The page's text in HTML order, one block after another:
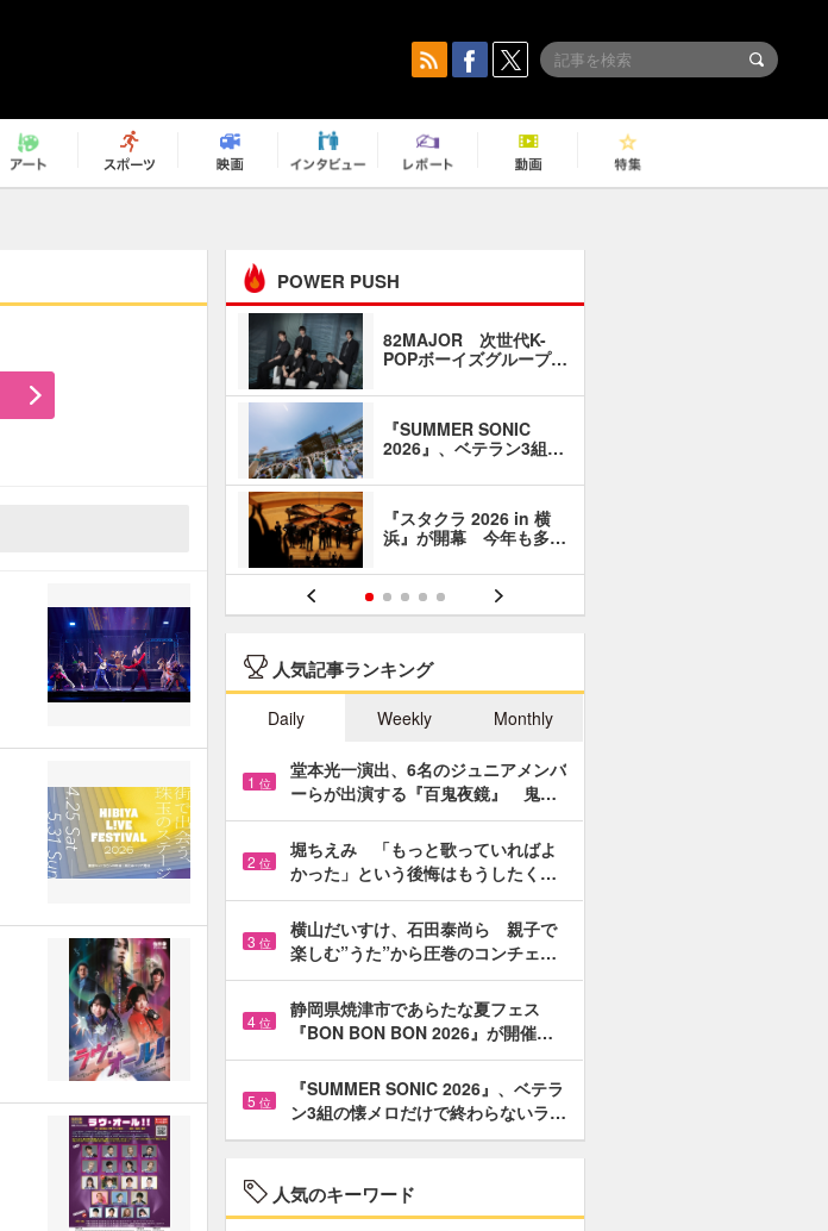
POWER PUSH
82MAJOR 次世代K-
POPボーイズグループ…
『SUMMER SONIC
2026』、ベテラン3組…
『スタクラ 2026 in 横
浜』が開幕 今年も多…
人気記事ランキング
Daily Weekly Monthly
1 位
堂本光一演出、6名のジュニアメンバ
ーらが出演する『百鬼夜鏡』 鬼…
2 位
堀ちえみ 「もっと歌っていればよ
かった」という後悔はもうしたく…
3 位
横山だいすけ、石田泰尚ら 親子で
楽しむ”うた”から圧巻のコンチェ…
4 位
静岡県焼津市であらたな夏フェス
『BON BON BON 2026』が開催…
5 位
『SUMMER SONIC 2026』、ベテラ
ン3組の懐メロだけで終わらないラ…
人気のキーワード